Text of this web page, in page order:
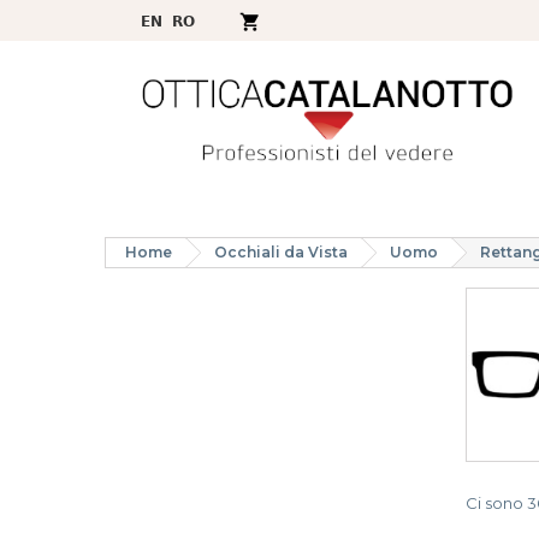
Home Occhiali da Vista Uomo
Ci sono